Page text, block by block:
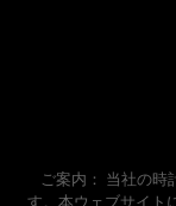
ご案内： 当社の時
す。本ウェブサイト